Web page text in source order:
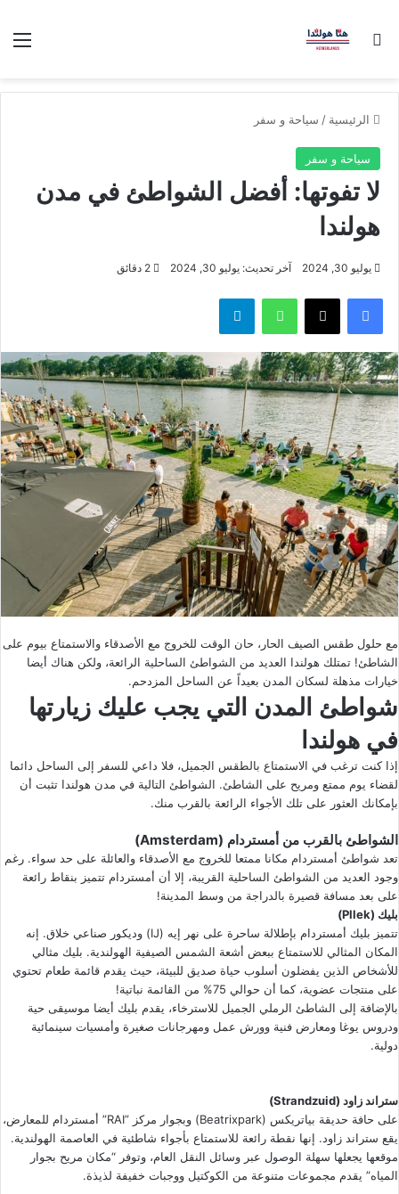
بحث عن
الرئيسية / سياحة و سفر
سياحة و سفر
لا تفوتها: أفضل الشواطئ في مدن
هولندا
يوليو 30, 2024 آخر تحديث: يوليو 30, 2024
فيسبوك ‫X واتساب تيلقرام
مع حلول طقس الصيف الحار، حان الوقت للخروج مع الأصدقاء والاستمتاع بيوم على
الشاطئ! تمتلك هولندا العديد من الشواطئ الساحلية الرائعة، ولكن هناك أيضا
خيارات مذهلة لسكان المدن بعيداً عن الساحل المزدحم.
شواطئ المدن التي يجب عليك زيارتها
في هولندا
إذا كنت ترغب في الاستمتاع بالطقس الجميل، فلا داعي للسفر إلى الساحل دائما
لقضاء يوم ممتع ومريح على الشاطئ. الشواطئ التالية في مدن هولندا تثبت أن
بإمكانك العثور على تلك الأجواء الرائعة بالقرب منك.
الشواطئ بالقرب من أمستردام (Amsterdam)
تعد شواطئ أمستردام مكانا ممتعا للخروج مع الأصدقاء والعائلة على حد سواء. رغم
وجود العديد من الشواطئ الساحلية القريبة، إلا أن أمستردام تتميز بنقاط رائعة
على بعد مسافة قصيرة بالدراجة من وسط المدينة!
بليك (Pllek)
تتميز بليك أمستردام بإطلالة ساحرة على نهر إيه (IJ) وديكور صناعي خلاق. إنه
المكان المثالي للاستمتاع ببعض أشعة الشمس الصيفية الهولندية. بليك مثالي
للأشخاص الذين يفضلون أسلوب حياة صديق للبيئة، حيث يقدم قائمة طعام تحتوي
على منتجات عضوية، كما أن حوالي 75% من القائمة نباتية!
بالإضافة إلى الشاطئ الرملي الجميل للاسترخاء، يقدم بليك أيضا موسيقى حية
ودروس يوغا ومعارض فنية وورش عمل ومهرجانات صغيرة وأمسيات سينمائية
دولية.
ستراند زاود (Strandzuid)
على حافة حديقة بياتريكس (Beatrixpark) وبجوار مركز ”RAI” أمستردام للمعارض،
يقع ستراند زاود. إنها نقطة رائعة للاستمتاع بأجواء شاطئية في العاصمة الهولندية.
موقعها يجعلها سهلة الوصول عبر وسائل النقل العام، وتوفر “مكان مريح بجوار
المياه” يقدم مجموعات متنوعة من الكوكتيل ووجبات خفيفة لذيذة.